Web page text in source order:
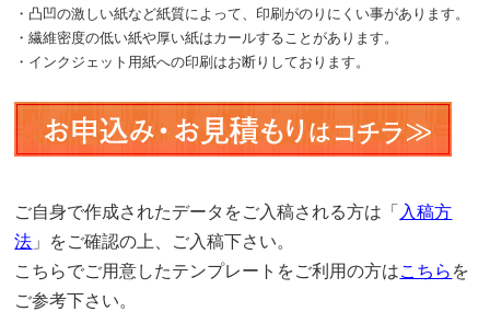
・凸凹の激しい紙など紙質によって、印刷がのりにくい事があります。
・繊維密度の低い紙や厚い紙はカールすることがあります。
・インクジェット用紙への印刷はお断りしております。
ご自身で作成されたデータをご入稿される方は「 入稿方
法 」をご確認の上、ご入稿下さい。
こちらでご用意したテンプレートをご利用の方はこちら を
ご参考下さい。